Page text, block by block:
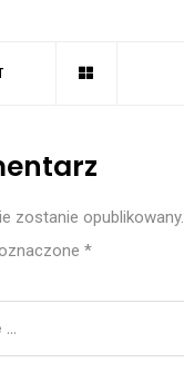
zostanie opublikowany.
*